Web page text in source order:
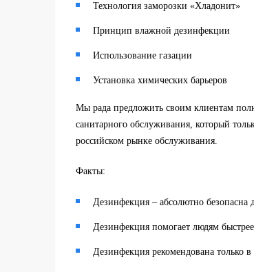
Технология заморозки «Хладонит»
Принцип влажной дезинфекции
Использование газации
Установка химических барьеров
Мы рада предложить своим клиентам
санитарного обслуживания, который
российском рынке обслуживания.
Факты:
Дезинфекция – абсолютно
Дезинфекция помогает людям
Дезинфекция рекомендована только